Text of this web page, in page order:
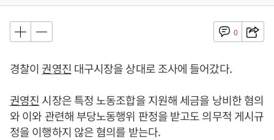
0
경찰이 권영진 대구시장을 상대로 조사에 들어갔다.
권영진 시장은 특정 노동조합을 지원해 세금을 낭비한 혐의
와 이와 관련해 부당노동행위 판정을 받고도 의무적 게시규
정을 이행하지 않은 혐의를 받는다.